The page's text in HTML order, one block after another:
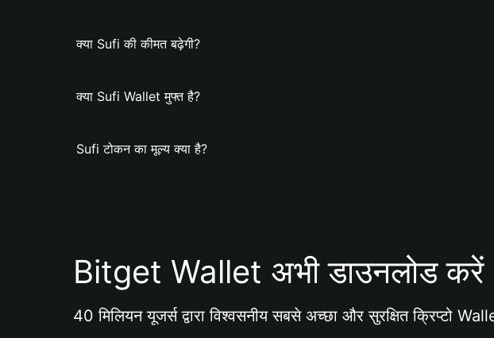
क्या Sufi की कीमत बढ़ेगी?
क्या Sufi Wallet मुफ्त है?
Sufi टोकन का मूल्य क्या है?
Bitget Wallet अभी डाउनलोड करें
40 मिलियन यूजर्स द्वारा विश्वसनीय सबसे अच्छा और सुरक्षित क्रिप्टो